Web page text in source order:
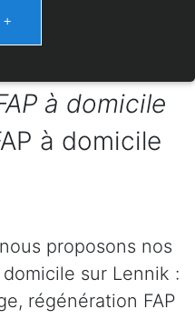
à domicile
à domicile
proposons nos
sur Lennik :
régénération FAP